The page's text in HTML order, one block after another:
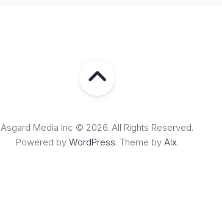
Asgard Media Inc © 2026. All Rights Reserved.
Powered by WordPress. Theme by Alx.